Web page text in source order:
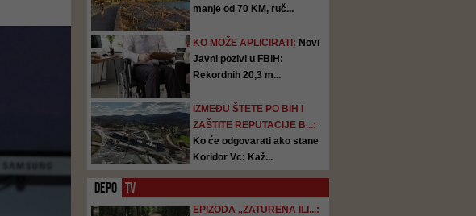
manje od 70 KM, ruč...
KO MOŽE APLICIRATI: Novi
Javni pozivi u FBiH:
Rekordnih 20,3 m...
IZMEĐU ŠTETE PO BIH I
ZAŠTITE REPUTACIJE B...:
Ko će odgovarati ako stane
Koridor Vc: Kaž...
DEPO TV
EPIZODA „ZATURENA ILI...: